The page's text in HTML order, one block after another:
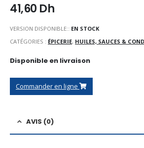
41,60 Dh
VERSION DISPONIBLE:: EN STOCK
CATÉGORIES : ÉPICERIE, HUILES, SAUCES &
Disponible en livraison
Commander en ligne
AVIS (0)